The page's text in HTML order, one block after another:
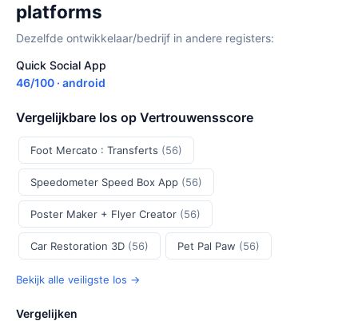
platforms
Dezelfde ontwikkelaar/bedrijf in andere registers:
Quick Social App
46/100 · android
Vergelijkbare Ios op Vertrouwensscore
Foot Mercato : Transferts (56)
Speedometer Speed Box App (56)
Poster Maker + Flyer Creator (56)
Car Restoration 3D (56) Pet Pal Paw (56)
Bekijk alle veiligste Ios →
Vergelijken